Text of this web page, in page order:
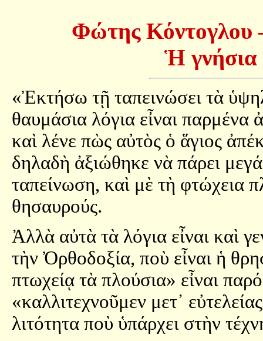
Φώτης Κόντογλου
Ἡ γνήσια
«Ἐκτήσω τῇ ταπεινώσει τὰ
θαυμάσια λόγια εἶναι παρμένα
καὶ λένε πὼς αὐτὸς ὁ ἅγιος
δηλαδὴ ἀξιώθηκε νὰ πάρει
ταπείνωση, καὶ μὲ τὴ φτώχεια
θησαυρούς.
Ἀλλὰ αὐτὰ τὰ λόγια εἶναι καὶ
τὴν Ὀρθοδοξία, ποὺ εἶναι ἡ
πτωχείᾳ τὰ πλούσια» εἶναι
«καλλιτεχνοῦμεν μετ᾿
λιτότητα ποὺ ὑπάρχει στὴν